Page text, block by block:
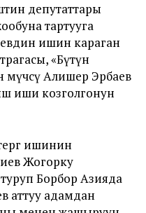
депутаттары
тартууга
ишин караган
«Бүтүн
Алишер Эрбаев
иши козголгонун
ишинин
Жогорку
Борбор Азияда
аттуу адамдан